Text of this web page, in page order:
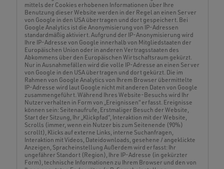
mittels der Cookies erhobenen Informationen über Ihre
Benutzung dieser Website werden in der Regel an einen Server
von Google in den USA übertragen und dort gespeichert. Bei
Google Analytics ist die Anonymisierung von IP-Adressen
standardmäßig aktiviert. Aufgrund der IP-Anonymisierung wird
Ihre IP-Adresse von Google innerhalb von Mitgliedstaaten der
Europäischen Union oder in anderen Vertragsstaaten des
Abkommens über den Europäischen Wirtschaftsraum gekürzt.
Nur in Ausnahmefällen wird die volle IP-Adresse an einen Server
von Google in den USA übertragen und dort gekürzt. Die im
Rahmen von Google Analytics von Ihrem Browser übermittelte
IP-Adresse wird laut Google nicht mit anderen Daten von Google
zusammengeführt. Während Ihres Website-Besuchs wird Ihr
Nutzerverhalten in Form von „Ereignissen“ erfasst. Ereignisse
können sein: Seitenaufrufe, Erstmaliger Besuch der Website,
Start der Sitzung, Ihr „Klickpfad“, Interaktion mit der Website,
Scrolls (immer, wenn ein Nutzer bis zum Seitenende (90%)
scrollt), Klicks auf externe Links, interne Suchanfragen,
Interaktion mit Videos, Dateidownloads, gesehene / angeklickte
Anzeigen, Spracheinstellung Außerdem wird erfasst: Ihr
ungefährer Standort (Region), Ihre IP-Adresse (in gekürzter
Form), technische Informationen zu Ihrem Browser und den von